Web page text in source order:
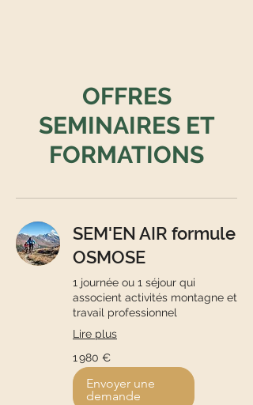
OFFRES
SEMINAIRES ET
FORMATIONS
SEM'EN AIR formule
OSMOSE
1 journée ou 1 séjour qui
associent activités montagne et
travail professionnel
Lire plus
1 980
euros
1 980 €
Envoyer une
demande